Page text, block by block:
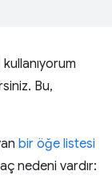
kullanıyorum
Bu,
bir öğe listesi
nedeni vardır: